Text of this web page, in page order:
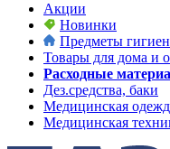
Акции
Новинки
Предметы
Товары для дома и
Расходные
Дез.средства, баки
Медицинская
Медицинская